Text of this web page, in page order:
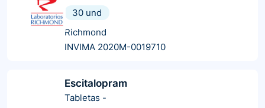
30 und
Richmond
INVIMA 2020M-0019710
Escitalopram
Tabletas -